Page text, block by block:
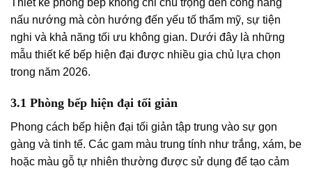
nấu nướng mà còn hướng đến yếu tố thẩm mỹ, sự tiện
nghi và khả năng tối ưu không gian. Dưới đây là những
mẫu thiết kế bếp hiện đại được nhiều gia chủ lựa chọn
trong năm 2026.
3.1 Phòng bếp hiện đại tối giản
Phong cách bếp hiện đại tối giản tập trung vào sự gọn
gàng và tinh tế. Các gam màu trung tính như trắng, xám, be
hoặc màu gỗ tự nhiên thường được sử dụng để tạo cảm